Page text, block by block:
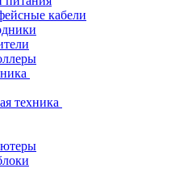
кабели
техника